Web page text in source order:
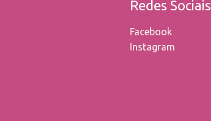
Redes Sociais
Facebook
Instagram